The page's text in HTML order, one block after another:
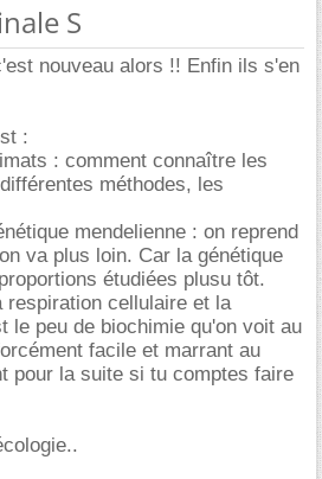
S
nouveau alors !! Enfin ils s'en
:
: comment connaître les
méthodes, les
mendelienne : on reprend
va plus loin. Car la génétique
étudiées plusu tôt.
respiration cellulaire et la
le peu de biochimie qu'on voit au
facile et marrant au
pour la suite si tu comptes faire